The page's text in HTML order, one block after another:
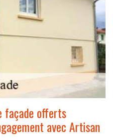
façade offerts
avec Artisan